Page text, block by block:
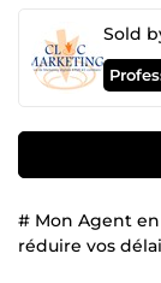
Sold
# Mon Agent
réduire vos